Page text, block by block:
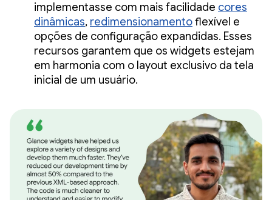
implementasse com mais facilidade cores
dinâmicas, redimensionamentoflexível e
opções de configuração expandidas. Esses
recursos garantem que os widgets estejam
em harmonia com o layout exclusivo da tela
inicial de um usuário.